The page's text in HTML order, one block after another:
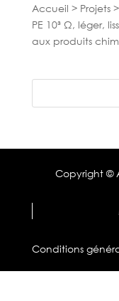
Accueil > Projets
PE 10³ Ω, léger,
aux produits
Copyright ©
Conditions